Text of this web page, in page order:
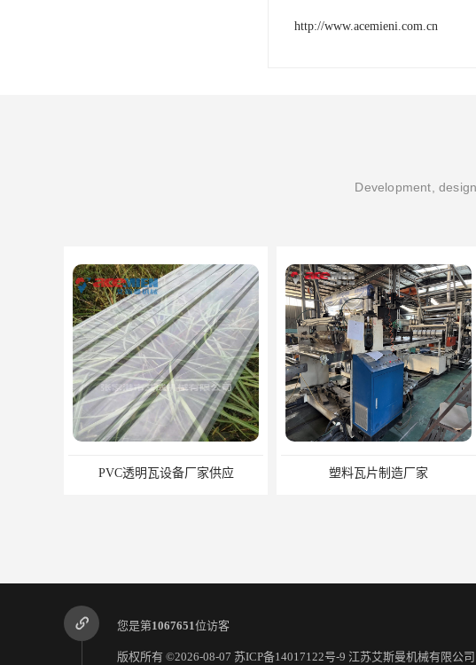
http://www.acemieni.com.cn
Development,
PVC透明瓦设备厂家供应 塑料瓦片制造厂家
您是第1067651位访客
版权所有 ©2026-08-07 苏ICP备14017122号-9 江苏艾斯曼机械有限公司